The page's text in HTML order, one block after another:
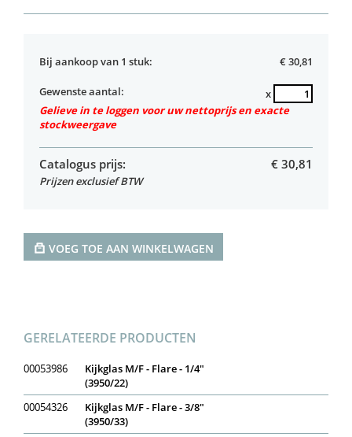
Bij aankoop van 1 stuk: € 30,81
Gewenste aantal:
x
Gelieve in te loggen voor uw nettoprijs en exacte
stockweergave
Catalogus prijs:
Prijzen exclusief BTW
€ 30,81
VOEG TOE AAN WINKELWAGEN
GERELATEERDE PRODUCTEN
00053986
Kijkglas M/F - Flare - 1/4"
(3950/22)
00054326
Kijkglas M/F - Flare - 3/8"
(3950/33)